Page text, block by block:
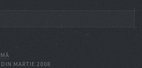
DIN MARTIE 2008